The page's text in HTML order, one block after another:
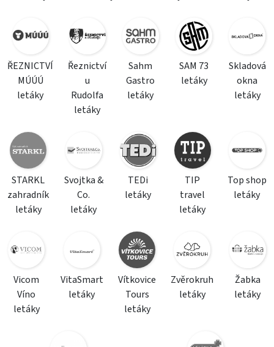
ŘEZNICTVÍ
MÚÚÚ
letáky
Řeznictví
u
Rudolfa
letáky
Sahm
Gastro
letáky
SAM 73
letáky
Skladová
okna
letáky
STARKL
zahradník
letáky
Svojtka &
Co.
letáky
TEDi
letáky
TIP
travel
letáky
Top shop
letáky
Vicom
Víno
letáky
VitaSmart
letáky
Vítkovice
Tours
letáky
Zvěrokruh
letáky
Žabka
letáky